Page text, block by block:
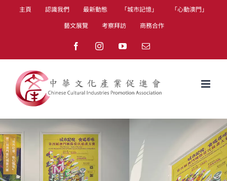
主頁 認識我們 最新動態 「城市記憶」
「心動澳門」
藝文展覽
考察拜訪 商務合作
FacebookInstagramYouTubeEmail